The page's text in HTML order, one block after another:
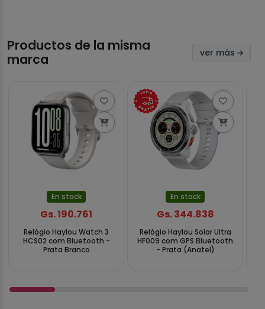
Productos de la misma
marca
ver más
En stock
Gs. 190.761
Relógio Haylou Watch 3
HCS02 com Bluetooth -
Prata Branco
En stock
Gs. 344.838
Relógio Haylou Solar Ultra
HF009 com GPS Bluetooth
- Prata (Anatel)